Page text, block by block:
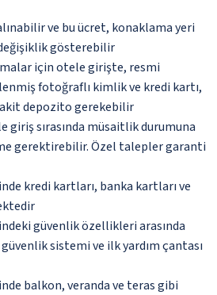
ve bu ücret, konaklama yeri
gösterebilir
için otele girişte, resmi
fotoğraflı kimlik ve kredi kartı,
depozito gerekebilir
giriş sırasında müsaitlik durumuna
gerektirebilir. Özel talepler garanti
kredi kartları, banka kartları ve
güvenlik özellikleri arasında
sistemi ve ilk yardım çantası
balkon, veranda ve teras gibi